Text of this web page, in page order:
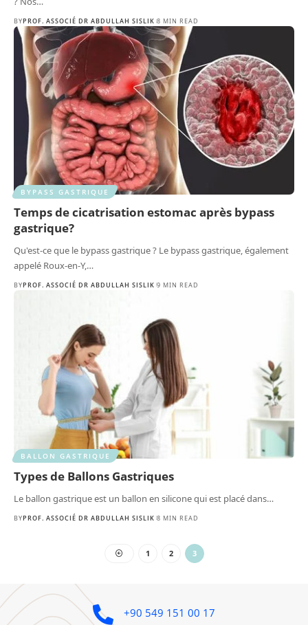
BYPROF. ASSOCIÉ DR ABDULLAH SISLIK 8 MIN READ
BYPASS GASTRIQUE
Temps de cicatrisation estomac après bypass
gastrique?
Qu'est-ce que le bypass gastrique ? Le bypass gastrique, également
appelé Roux-en-Y,…
BYPROF. ASSOCIÉ DR ABDULLAH SISLIK 9 MIN READ
BALLON GASTRIQUE
Types de Ballons Gastriques
Le ballon gastrique est un ballon en silicone qui est placé dans…
BYPROF. ASSOCIÉ DR ABDULLAH SISLIK 8 MIN READ
1 2 3
+90 549 151 00 17